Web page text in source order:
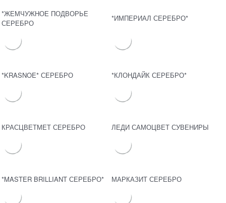
*ЖЕМЧУЖНОЕ ПОДВОРЬЕ
СЕРЕБРО
*ИМПЕРИАЛ СЕРЕБРО*
*KRASNOE* СЕРЕБРО *КЛОНДАЙК СЕРЕБРО*
КРАСЦВЕТМЕТ СЕРЕБРО ЛЕДИ САМОЦВЕТ СУВЕНИРЫ
*MASTER BRILLIANT СЕРЕБРО* МАРКАЗИТ СЕРЕБРО